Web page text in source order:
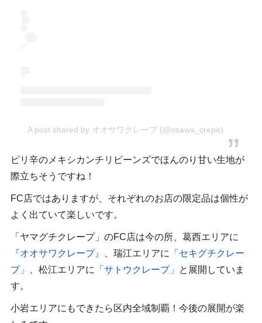
A post shared by オオサワクレープ (@osawa_crepe)
ピリ辛のメキシカンチリビーンズでほんのり甘い生地が
際立ちそうですね！
FC店ではありますが、それぞれのお店の限定品は個性が
よく出ていて楽しいです。
「ヤマグチクレープ」のFC店は今の所、葛西エリアに
『オオサワクレープ』
、瑞江エリアに
「セキグチクレー
プ」
、松江エリアに 「サトウクレープ」
と展開していま
す。
小岩エリアにもできたら区内全域制覇！今後の展開が楽